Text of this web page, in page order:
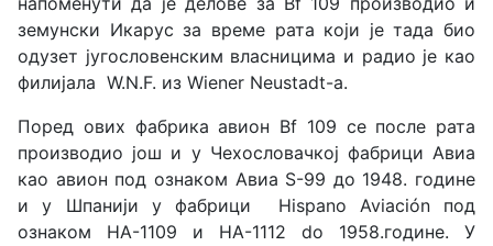
земунски Икарус за време рата који је тада био
одузет југословенским власницима и радио је као
филијала W.N.F. из Wiener Neustadt-а.
Поред ових фабрика авион Bf 109 се после рата
производио још и у Чехословачкој фабрици Авиа
као авион под ознаком Авиа S-99 до 1948. године
и у Шпанији у фабрици Hispano Aviación под
ознаком HA-1109 и HA-1112 do 1958.године. У